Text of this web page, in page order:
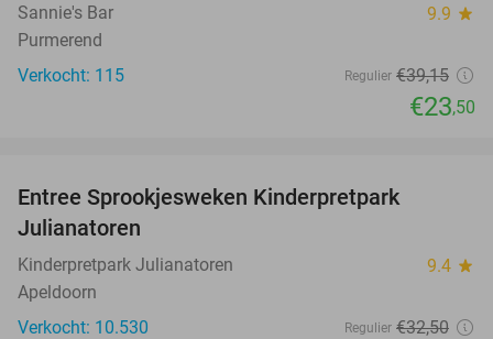
Sannie's Bar 9.9 star
Purmerend
Verkocht: 115
Regulier €39,15
€23,50
Entree Sprookjesweken Kinderpretpark
Julianatoren
Kinderpretpark Julianatoren 9.4 star
Apeldoorn
Verkocht: 10.530
Regulier €32,50